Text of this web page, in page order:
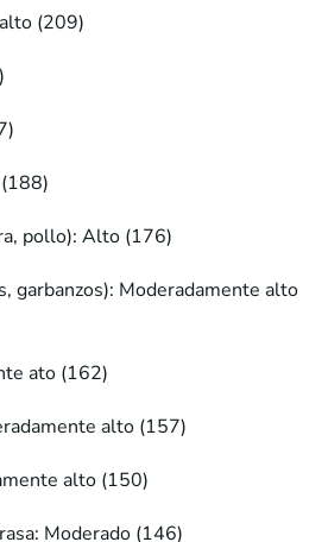
(209)
pollo): Alto (176)
garbanzos): Moderadamente alto
ato (162)
alto (157)
alto (150)
Moderado (146)